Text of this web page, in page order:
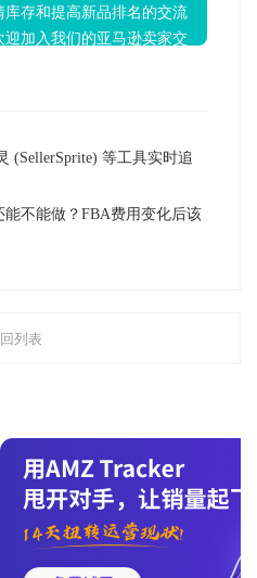
库存和提高新品排名的交流
迎加入我们的亚马逊卖家交
(SellerSprite) 等工具实时追
能不能做？FBA费用变化后该
列表